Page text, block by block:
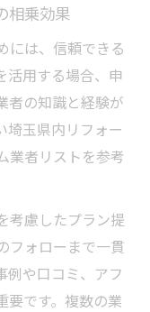
相乗効果
には、信頼できる
活用する場合、申
者の知識と経験が
埼玉県内リフォー
業者リストを参考
考慮したプラン提
フォローまで一貫
例や口コミ、アフ
要です。複数の業